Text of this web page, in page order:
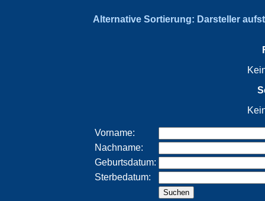
Alternative Sortierung: Darsteller
Vorname:
Nachname:
Geburtsdatum:
Sterbedatum: